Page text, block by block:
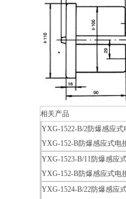
相关产品
YXG-1522-B/2防爆感应
YXG-152-B防爆感应式电
YXG-1523-B/11防爆感应
YXG-152-B防爆感应式电
YXG-1524-B/22防爆感应